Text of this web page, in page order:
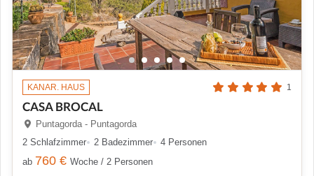
KANAR. HAUS 1
CASA BROCAL
Puntagorda - Puntagorda
2 Schlafzimmer
2 Badezimmer
4 Personen
ab 760 € Woche / 2 Personen